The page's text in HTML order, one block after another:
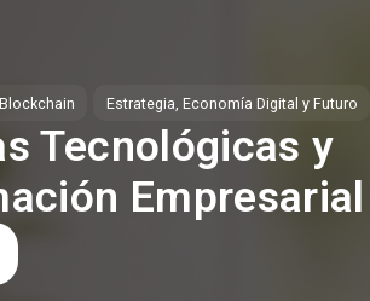
Blockchain Estrategia, Economía Digital y Futuro
Tecnológicas y